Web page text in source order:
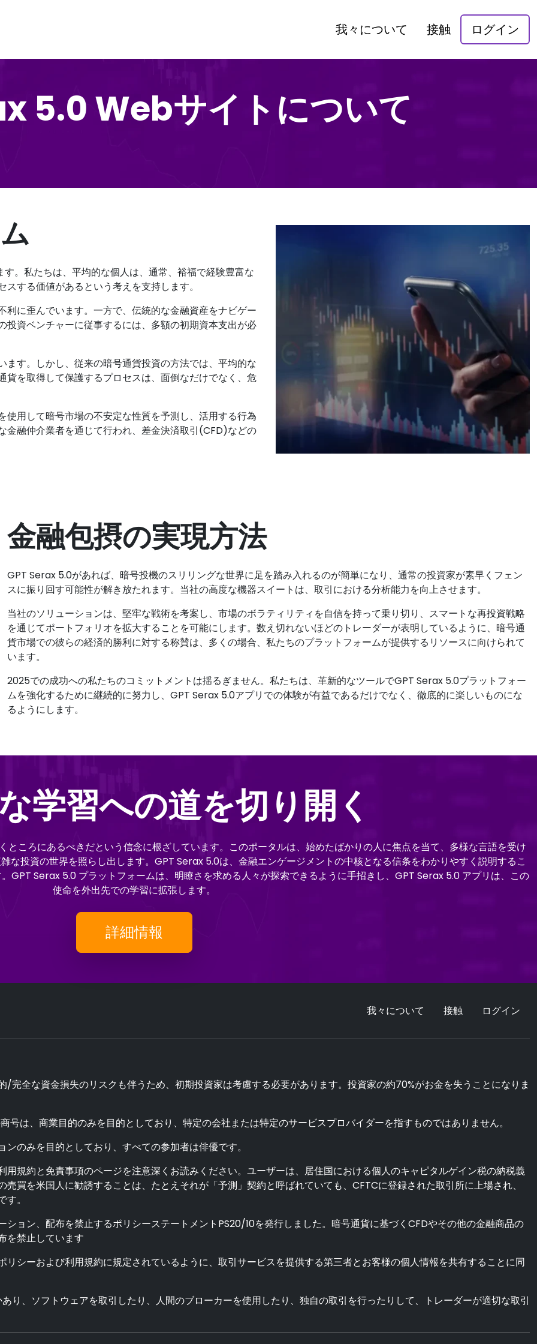
我々について 接触 ログイン
5.0 Webサイトについて
。私たちは、平均的な個人は、通常、裕福で経験豊富な
する価値があるという考えを支持します。
に歪んでいます。一方で、伝統的な金融資産をナビゲー
資ベンチャーに従事するには、多額の初期資本支出が必
す。しかし、従来の暗号通貨投資の方法では、平均的な
を取得して保護するプロセスは、面倒なだけでなく、危
用して暗号市場の不安定な性質を予測し、活用する行為
金融仲介業者を通じて行われ、差金決済取引(CFD)などの
金融包摂の実現方法
GPT Serax 5.0があれば、暗号投機のスリリングな世界に足を踏み入れるのが簡単になり、通常の投資家が素早くフェン
スに振り回す可能性が解き放たれます。当社の高度な機器スイートは、取引における分析能力を向上させます。
当社のソリューションは、堅牢な戦術を考案し、市場のボラティリティを自信を持って乗り切り、スマートな再投資戦略
を通じてポートフォリオを拡大することを可能にします。数え切れないほどのトレーダーが表明しているように、暗号通
貨市場での彼らの経済的勝利に対する称賛は、多くの場合、私たちのプラットフォームが提供するリソースに向けられて
います。
2025での成功への私たちのコミットメントは揺るぎません。私たちは、革新的なツールでGPT Serax 5.0プラットフォー
ムを強化するために継続的に努力し、GPT Serax 5.0アプリでの体験が有益であるだけでなく、徹底的に楽しいものにな
るようにします。
学習への道を切り開く
ころにあるべきだという信念に根ざしています。このポータルは、始めたばかりの人に焦点を当て、多様な言語を受け
な投資の世界を照らし出します。GPT Serax 5.0は、金融エンゲージメントの中核となる信条をわかりやすく説明するこ
GPT Serax 5.0 プラットフォームは、明瞭さを求める人々が探索できるように手招きし、GPT Serax 5.0 アプリは、この
使命を外出先での学習に拡張します。
詳細情報
我々について 接触 ログイン
完全な資金損失のリスクも伴うため、初期投資家は考慮する必要があります。投資家の約70%がお金を失うことになりま
は、商業目的のみを目的としており、特定の会社または特定のサービスプロバイダーを指すものではありません。
のみを目的としており、すべての参加者は俳優です。
規約と免責事項のページを注意深くお読みください。ユーザーは、居住国における個人のキャピタルゲイン税の納税義
買を米国人に勧誘することは、たとえそれが「予測」契約と呼ばれていても、CFTCに登録された取引所に上場され、
。
ョン、配布を禁止するポリシーステートメントPS20/10を発行しました。暗号通貨に基づくCFDやその他の金融商品の
を禁止しています
シーおよび利用規約に規定されているように、取引サービスを提供する第三者とお客様の個人情報を共有することに同
り、ソフトウェアを取引したり、人間のブローカーを使用したり、独自の取引を行ったりして、トレーダーが適切な取引